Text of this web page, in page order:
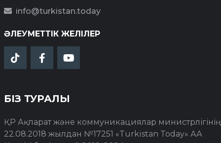
info@turkistan.today
ӘЛЕУМЕТТІК ЖЕЛІЛЕР
БІЗ ТУРАЛЫ
ҚР Ақпарат және коммуникациялар министрлігінің
22.08.2018 жылдан №17251 «Turkistan Today» АА